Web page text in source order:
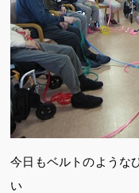
今日もベルトのような
い